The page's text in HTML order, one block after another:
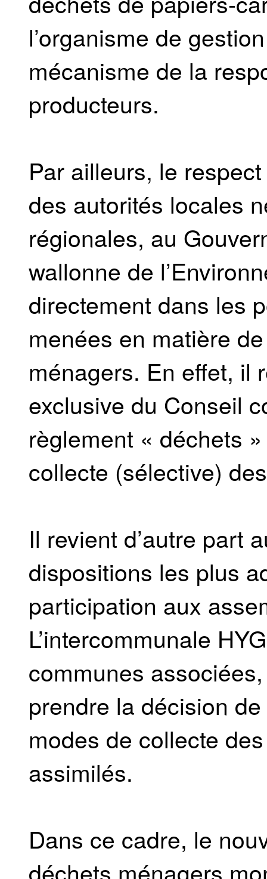
l’organisme de
mécanisme de la
producteurs.
Par ailleurs, le
des autorités locales
régionales, au
wallonne de
directement dans les
menées en matière
ménagers. En effet, il
exclusive du Conseil
règlement « déchets
collecte (sélective)
Il revient d’autre part
dispositions les plus
participation aux
L’intercommunale
communes
prendre la décision
modes de collecte
assimilés.
Dans ce cadre, le
déchets ménagers